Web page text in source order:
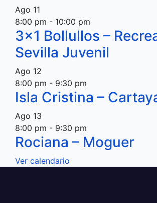
Ago 11
8:00 pm - 10:00 pm
3×1 Bollullos –
Sevilla Juvenil
Ago 12
8:00 pm - 9:30 pm
Isla Cristina –
Ago 13
8:00 pm - 9:30 pm
Rociana – Moguer
Ver calendario